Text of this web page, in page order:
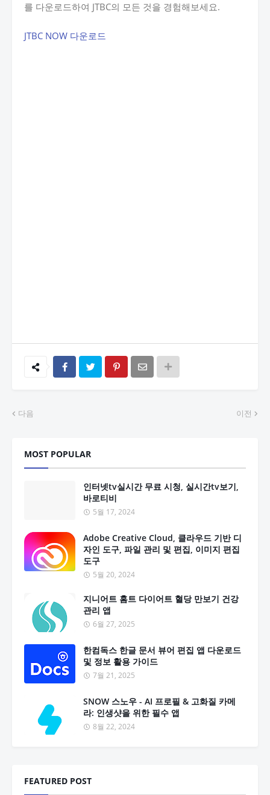
를 다운로드하여 JTBC의 모든 것을 경험해보세요.
JTBC NOW 다운로드
다음 이전
MOST POPULAR
인터넷tv실시간 무료 시청, 실시간tv보기,
바로티비
5월 17, 2024
Adobe Creative Cloud, 클라우드 기반 디
자인 도구, 파일 관리 및 편집, 이미지 편집
도구
5월 20, 2024
지니어트 홈트 다이어트 혈당 만보기 건강
관리 앱
6월 27, 2025
한컴독스 한글 문서 뷰어 편집 앱 다운로드
및 정보 활용 가이드
7월 21, 2025
SNOW 스노우 - AI 프로필 & 고화질 카메
라: 인생샷을 위한 필수 앱
8월 22, 2024
FEATURED POST